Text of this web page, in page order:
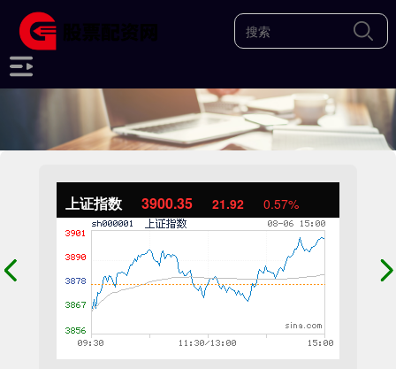
上证指数 3900.35 21.92 0.57%